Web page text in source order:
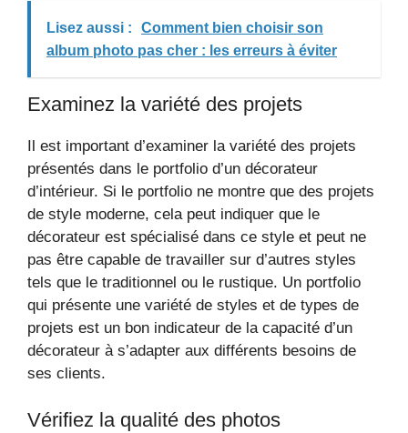
Lisez aussi :
Comment bien choisir son
album photo pas cher : les erreurs à éviter
Examinez la variété des projets
Il est important d’examiner la variété des projets
présentés dans le portfolio d’un décorateur
d’intérieur. Si le portfolio ne montre que des projets
de style moderne, cela peut indiquer que le
décorateur est spécialisé dans ce style et peut ne
pas être capable de travailler sur d’autres styles
tels que le traditionnel ou le rustique. Un portfolio
qui présente une variété de styles et de types de
projets est un bon indicateur de la capacité d’un
décorateur à s’adapter aux différents besoins de
ses clients.
Vérifiez la qualité des photos